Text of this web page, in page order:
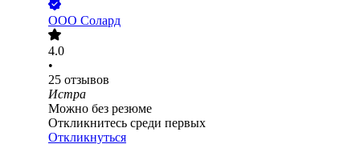
ООО Солард
4.0
•
25 отзывов
Истра
Можно без резюме
Откликнитесь среди первых
Откликнуться